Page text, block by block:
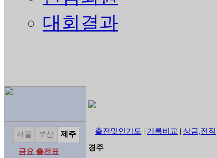
대회결과
서울 부산 제주
금요 출전표
출전및인기도 | 기록비교 | 상금,전적
경주